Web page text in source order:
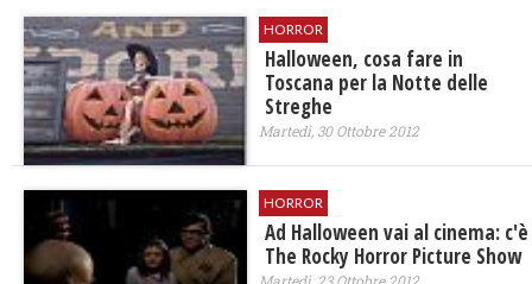
HORROR
Halloween, cosa fare in
Toscana per la Notte delle
Streghe
Martedì, 30 Ottobre 2012
HORROR
Ad Halloween vai al cinema: c'è
The Rocky Horror Picture Show
Martedì, 23 Ottobre 2012